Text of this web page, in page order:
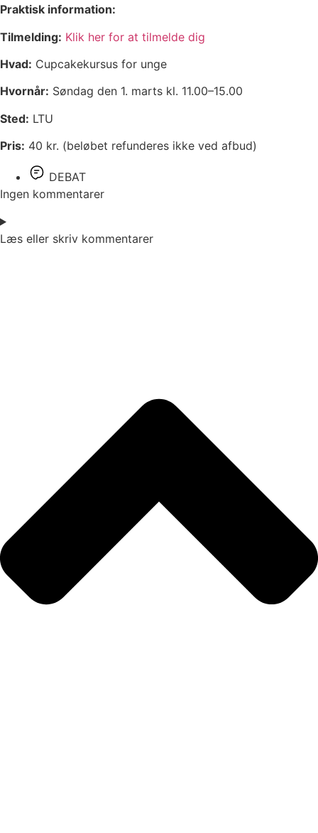
Praktisk information:
Tilmelding: Klik her for at tilmelde dig
Hvad: Cupcakekursus for unge
Hvornår: Søndag den 1. marts kl. 11.00–15.00
Sted: LTU
Pris: 40 kr. (beløbet refunderes ikke ved afbud)
DEBAT
Ingen kommentarer
Læs eller skriv kommentarer